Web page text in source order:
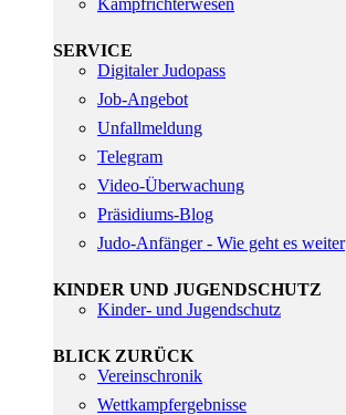
Kampfrichterwesen
SERVICE
Digitaler Judopass
Job-Angebot
Unfallmeldung
Telegram
Video-Überwachung
Präsidiums-Blog
Judo-Anfänger - Wie geht es weiter
KINDER UND JUGENDSCHUTZ
Kinder- und Jugendschutz
BLICK ZURÜCK
Vereinschronik
Wettkampfergebnisse